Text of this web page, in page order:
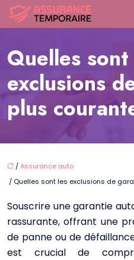
Quelles
exclusions
plus
/Assurance auto
/ Quelles sont les exclusions de
Souscrire une garantie
rassurante, offrant une
de panne ou de
est crucial de